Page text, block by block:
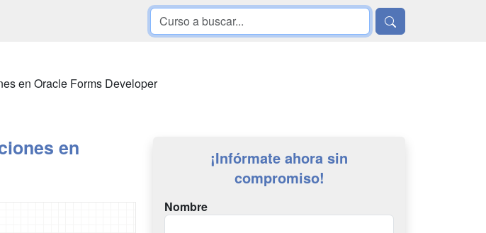
en Oracle Forms Developer
en
¡Infórmate ahora sin
compromiso!
Nombre